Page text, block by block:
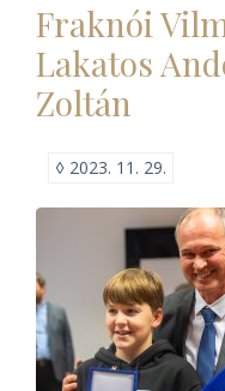
Fraknói
Lakatos
Zoltán
◊ 2023. 11. 29.